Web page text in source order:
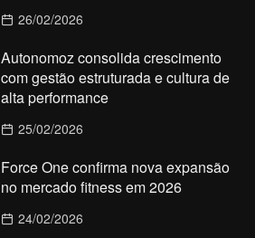
26/02/2026
Autonomoz consolida crescimento
com gestão estruturada e cultura de
alta performance
25/02/2026
Force One confirma nova expansão
no mercado fitness em 2026
24/02/2026